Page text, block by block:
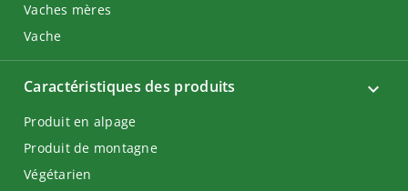
Vaches mères
Vache
Caractéristiques des produits
Produit en alpage
Produit de montagne
Végétarien